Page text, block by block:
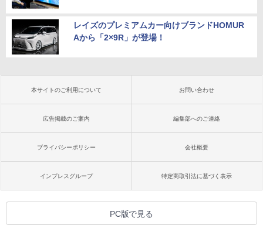
レイズのプレミアムカー向けブランドHOMUR
Aから「2×9R」が登場！
本サイトのご利用について お問い合わせ
広告掲載のご案内 編集部へのご連絡
プライバシーポリシー 会社概要
インプレスグループ 特定商取引法に基づく表示
PC版で見る